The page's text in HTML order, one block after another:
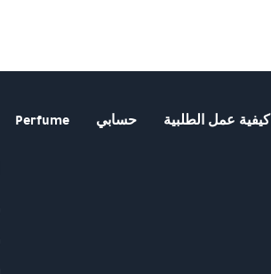
كيفية عمل الطلبية حسابي Perfume